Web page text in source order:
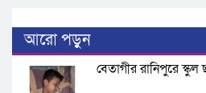
আরো পড়ুন
বেতাগীর রানিপুরে স্কুল